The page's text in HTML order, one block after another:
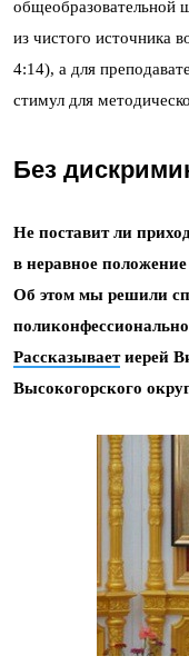
общеобразовательной
из чистого источника
4:14), а для
стимул для
Без
Не поставит ли
в неравное
Об этом мы решили
Рассказываетиерей
Высокогорского